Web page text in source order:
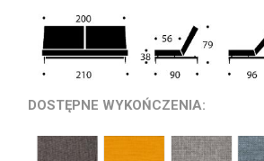
DOSTĘPNE WYKOŃCZENIA: